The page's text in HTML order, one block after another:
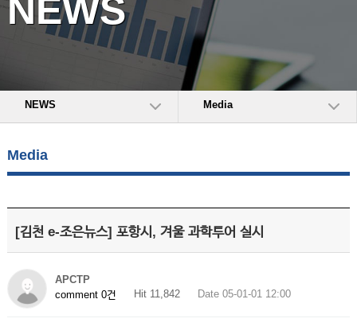
NEWS
NEWS Media
Media
[김천 e-조은뉴스] 포항시, 겨울 과학투어 실시
APCTP
comment 0건
Hit 11,842 Date 05-01-01 12:00